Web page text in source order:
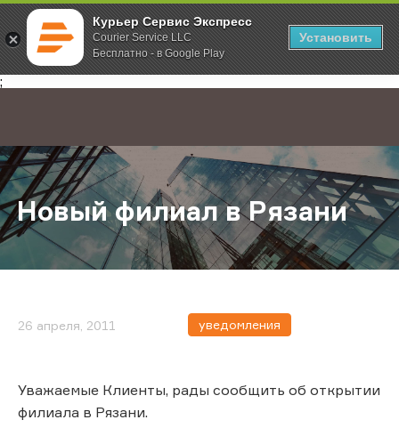
Курьер Сервис Экспресс
Courier Service LLC
Бесплатно - в Google Play
Установить
;
Главная О компании Новости Новый филиал в Рязани
Новый филиал в Рязани
26 апреля, 2011 уведомления
Уважаемые Клиенты, рады сообщить об открытии
филиала в Рязани.